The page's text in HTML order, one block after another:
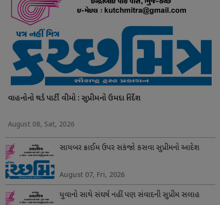
વાહનોનો થર્ડ પાર્ટી વીમો : સુપ્રીમનો ઉમદા નિર્દેશ
August 08, Sat, 2026
સાયબર ક્રાઈમ ઉપર સકંજો કસવા સુપ્રીમનો આદેશ
August 07, Fri, 2026
યુવાનો સાથે સંઘર્ષ નહીં પણ સંવાદની સુપ્રીમ સલાહ